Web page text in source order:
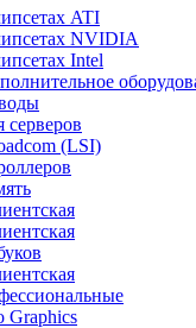
ATI
NVIDIA
Intel
серверов
(LSI)